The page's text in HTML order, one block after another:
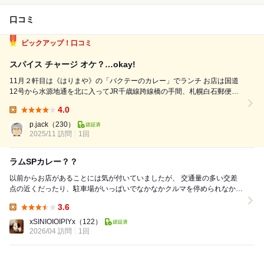
口コミ
ピックアップ！口コミ
スパイス チャージ オケ？…okay!
11月２軒目は《はりまや》の「バクテーのカレー」でランチ お店は国道
12号から水源地通を北に入ってJR千歳線跨線橋の手間、札幌白石郵便局
れな外壁です 入口の左壁に大きめの看板があります 店内はコンクリート
打ちっぱなし（エ...
4.0
p.jack （230）
2025/11 訪問
1回
ラムSPカレー？？
以前からお店があることには気が付いていましたが、 交通量の多い交差
点の近くだったり、駐車場がいっぱいでなかなかクルマを停められなかっ
3.6
xSINIOIOIPIYx （122）
2026/04 訪問
1回